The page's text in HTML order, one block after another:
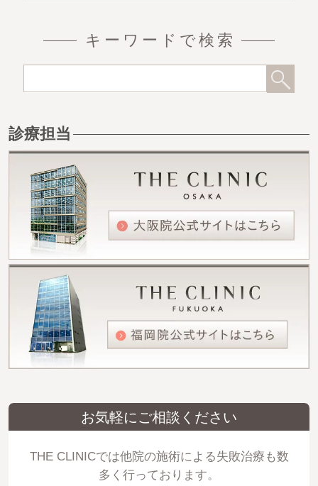
キーワードで検索
診療担当
お気軽にご相談ください
THE CLINICでは他院の施術による失敗治療も数
多く行っております。